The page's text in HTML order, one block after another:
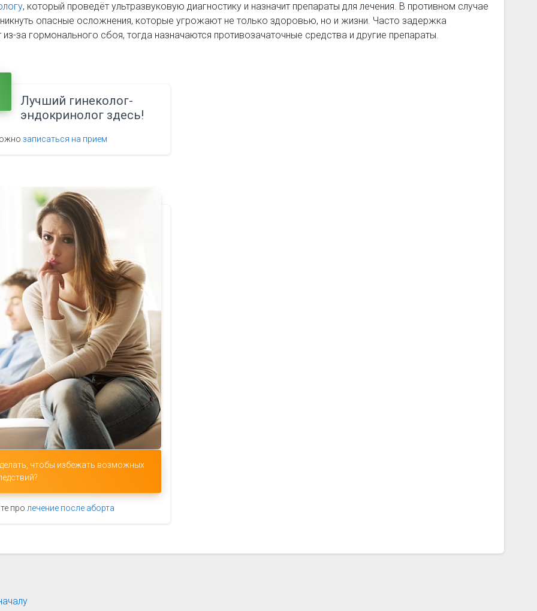
, который проведёт ультразвуковую диагностику и назначит препараты для лечения. В противном случае
опасные осложнения, которые угрожают не только здоровью, но и жизни. Часто задержка
из-за гормонального сбоя, тогда назначаются противозачаточные средства и другие препараты.
Лучший гинеколог-
эндокринолог здесь!
записаться на прием
чтобы избежать возможных
про лечение после аборта